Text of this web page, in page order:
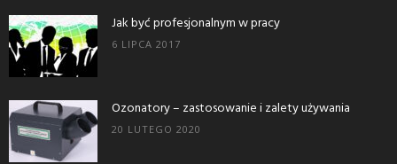
Jak być profesjonalnym w pracy
6 LIPCA 2017
Ozonatory – zastosowanie i zalety używania
20 LUTEGO 2020